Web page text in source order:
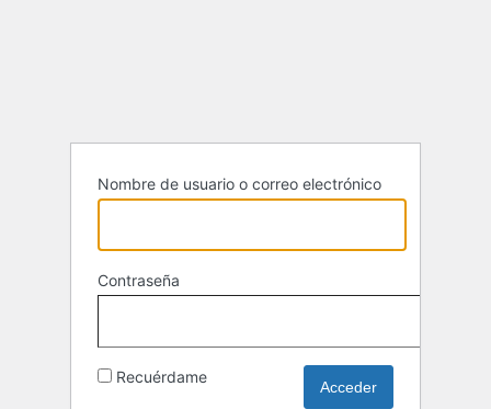
Nombre de usuario o correo electrónico
Contraseña
Recuérdame